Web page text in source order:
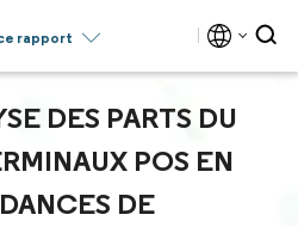
rapport
DES PARTS DU
POS EN
DE